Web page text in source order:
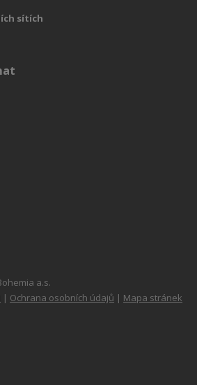
sítích
a.s.
| Ochrana osobních údajů | Mapa stránek